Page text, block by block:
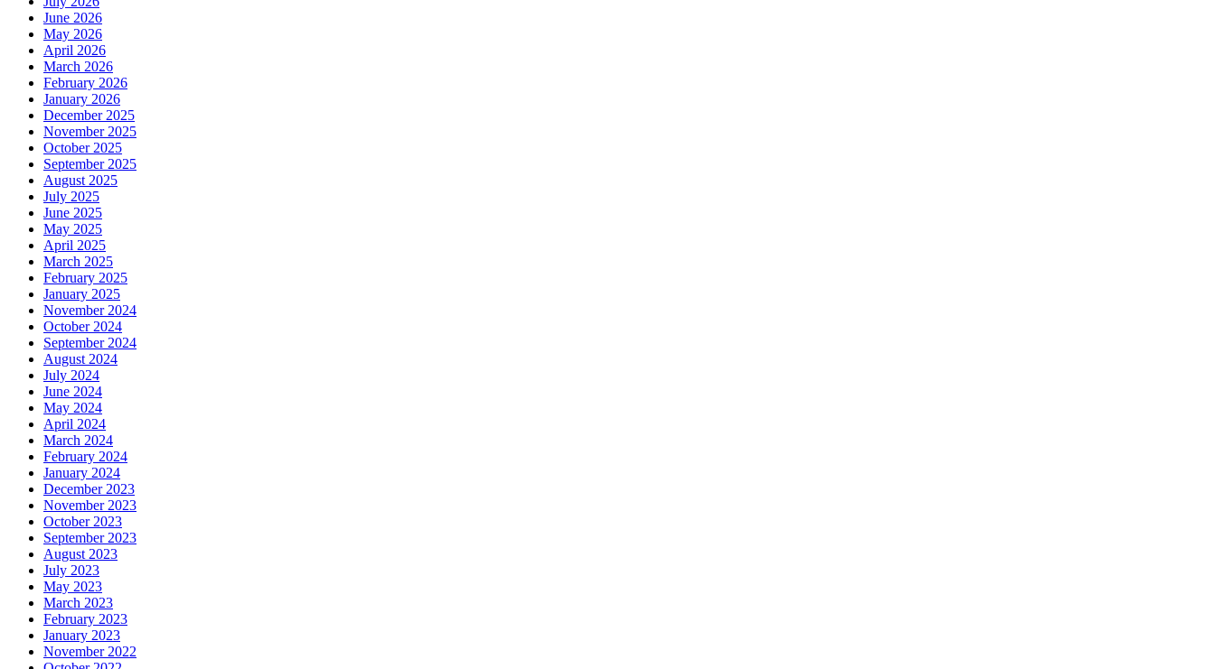
June 2026
May 2026
April 2026
March 2026
February 2026
January 2026
December 2025
November 2025
October 2025
September 2025
August 2025
July 2025
June 2025
May 2025
April 2025
March 2025
February 2025
January 2025
November 2024
October 2024
September 2024
August 2024
July 2024
June 2024
May 2024
April 2024
March 2024
February 2024
January 2024
December 2023
November 2023
October 2023
September 2023
August 2023
July 2023
May 2023
March 2023
February 2023
January 2023
November 2022